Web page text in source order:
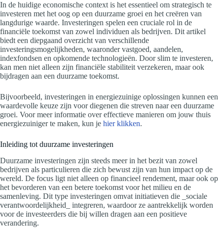
In de huidige economische context is het essentieel om strategisch te
investeren met het oog op een duurzame groei en het creëren van
langdurige waarde. Investeringen spelen een cruciale rol in de
financiële toekomst van zowel individuen als bedrijven. Dit artikel
biedt een diepgaand overzicht van verschillende
investeringsmogelijkheden, waaronder vastgoed, aandelen,
indexfondsen en opkomende technologieën. Door slim te investeren,
kan men niet alleen zijn financiële stabiliteit verzekeren, maar ook
bijdragen aan een duurzame toekomst.
Bijvoorbeeld, investeringen in energiezuinige oplossingen kunnen een
waardevolle keuze zijn voor diegenen die streven naar een duurzame
groei. Voor meer informatie over effectieve manieren om jouw thuis
energiezuiniger te maken, kun je hier klikken.
Inleiding tot duurzame investeringen
Duurzame investeringen zijn steeds meer in het bezit van zowel
bedrijven als particulieren die zich bewust zijn van hun impact op de
wereld. De focus ligt niet alleen op financieel rendement, maar ook op
het bevorderen van een betere toekomst voor het milieu en de
samenleving. Dit type investeringen omvat initiatieven die _sociale
verantwoordelijkheid_ integreren, waardoor ze aantrekkelijk worden
voor de investeerders die bij willen dragen aan een positieve
verandering.